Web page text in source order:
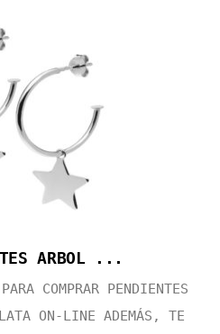
ARBOL ...
COMPRAR PENDIENTES
ON-LINE ADEMÁS, TE